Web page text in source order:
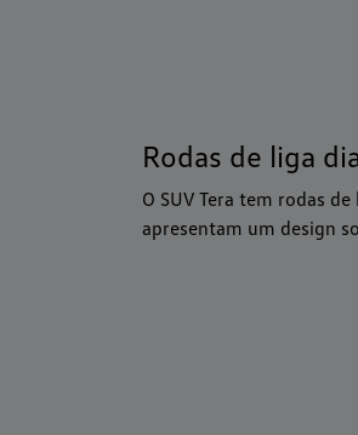
Rodas de liga
O SUV Tera tem rodas
apresentam um design